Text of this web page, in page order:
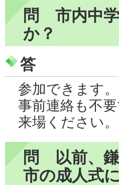
問 市内中
か？
答
参加できます。
事前連絡も不
来場ください。
問 以前、
市の成人式